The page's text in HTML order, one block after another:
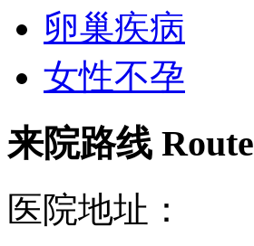
卵巢疾病
女性不孕
来院路线 Route
医院地址：